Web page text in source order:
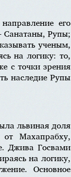
его
Рупы;
ученым,
на логику: то,
с точки зрения
наследие Рупы
львиная доля
Махапрабху,
Джива Госвами
на логику,
Основное